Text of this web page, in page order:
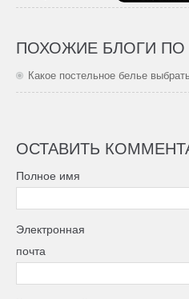
ПОХОЖИЕ БЛОГИ ПО
Какое постельное белье
ОСТАВИТЬ
Полное имя
Электронная
почта